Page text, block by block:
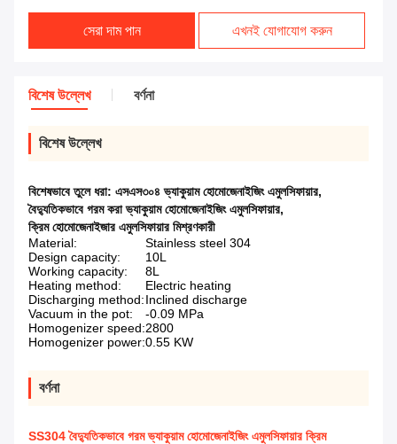
সেরা দাম পান এখনই যোগাযোগ করুন
বিশেষ উল্লেখ বর্ণনা
বিশেষ উল্লেখ
বিশেষভাবে তুলে ধরা: এসএস৩০৪ ভ্যাকুয়াম হোমোজেনাইজিং এমুলসিফায়ার,
বৈদ্যুতিকভাবে গরম করা ভ্যাকুয়াম হোমোজেনাইজিং এমুলসিফায়ার,
ক্রিম হোমোজেনাইজার এমুলসিফায়ার মিশ্রণকারী
Material:
Stainless steel 304
Design capacity:
10L
Working capacity:
8L
Heating method:
Electric heating
Discharging method:Inclined discharge
Vacuum in the pot:
-0.09 MPa
Homogenizer speed:2800
Homogenizer power:0.55 KW
বর্ণনা
SS304 বৈদ্যুতিকভাবে গরম ভ্যাকুয়াম হোমোজেনাইজিং এমুলসিফায়ার ক্রিম